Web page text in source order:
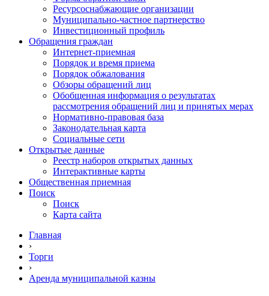
Ресурсоснабжающие организации
Муниципально-частное партнерство
Инвестиционный профиль
Обращения граждан
Интернет-приемная
Порядок и время приема
Порядок обжалования
Обзоры обращений лиц
Обобщенная информация о результатах
рассмотрения обращений лиц и принятых мерах
Нормативно-правовая база
Законодательная карта
Социальные сети
Открытые данные
Реестр наборов открытых данных
Интерактивные карты
Общественная приемная
Поиск
Поиск
Карта сайта
Главная
›
Торги
›
Аренда муниципальной казны